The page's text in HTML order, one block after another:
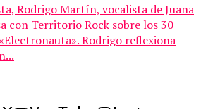
Rodrigo Martín, vocalista de Juana
con Territorio Rock sobre los 30
Rodrigo reflexiona